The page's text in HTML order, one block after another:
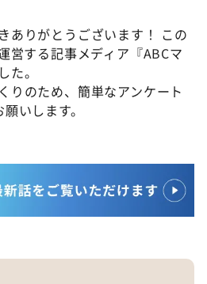
ありがとうございます！ この
営する記事メディア『ABCマ
た。
りのため、簡単なアンケート
いします。